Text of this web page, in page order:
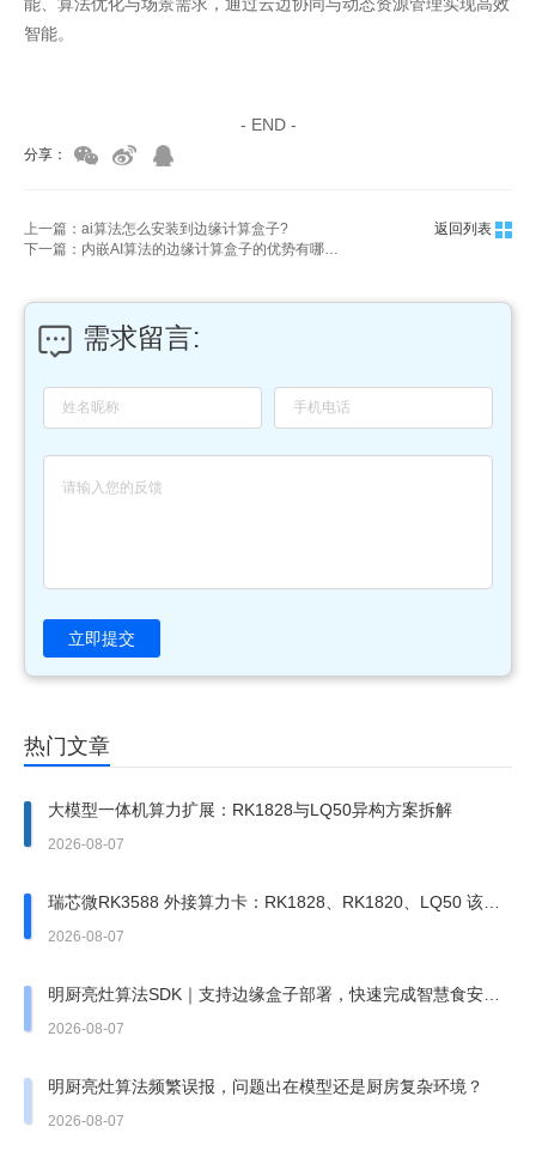
智能。
- END -
分享：
上一篇：ai算法怎么安装到边缘计算盒子?
返回列表
下一篇：内嵌AI算法的边缘计算盒子的优势有哪些？
需求留言:
立即提交
热门文章
大模型一体机算力扩展：RK1828与LQ50异构方案拆解
2026-08-07
瑞芯微RK3588 外接算力卡：RK1828、RK1820、LQ50 该上
哪一张？
2026-08-07
明厨亮灶算法SDK｜支持边缘盒子部署，快速完成智慧食安改
造
2026-08-07
明厨亮灶算法频繁误报，问题出在模型还是厨房复杂环境？
2026-08-07